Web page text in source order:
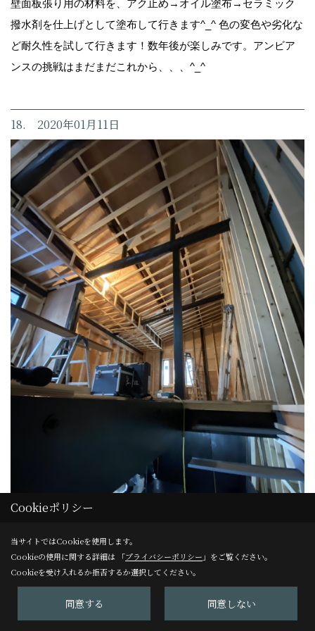
壁面板張り用の材料を、アク止め→オイル塗布→セラミック
撥水剤を仕上げとして塗布して行きます^_^ 色の変色や劣化な
ど耐久性を試して行きます！数年後が楽しみです。アンビア
ンスの挑戦はまだまだこれから、、、^_^
18. 2020年01月11日
2階の天井の下地組が、徐々に出来てきてます^_^ カタチが少
Cookieポリシー
当サイトではCookieを使用します。
Cookieの使用に関する詳細は 「プライバシーポリシー 」をご覧ください。
Cookieを受け入れるか拒否するか選択してください。
同意する 同意しない